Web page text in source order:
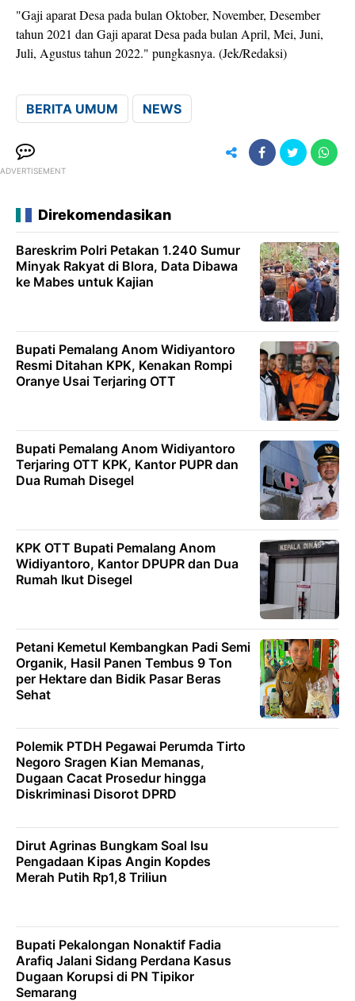
"Gaji aparat Desa pada bulan Oktober, November, Desember
tahun 2021 dan Gaji aparat Desa pada bulan April, Mei, Juni,
Juli, Agustus tahun 2022." pungkasnya. (Jek/Redaksi)
BERITA UMUM NEWS
ADVERTISEMENT
Direkomendasikan
Bareskrim Polri Petakan 1.240 Sumur
Minyak Rakyat di Blora, Data Dibawa
ke Mabes untuk Kajian
Bupati Pemalang Anom Widiyantoro
Resmi Ditahan KPK, Kenakan Rompi
Oranye Usai Terjaring OTT
Bupati Pemalang Anom Widiyantoro
Terjaring OTT KPK, Kantor PUPR dan
Dua Rumah Disegel
KPK OTT Bupati Pemalang Anom
Widiyantoro, Kantor DPUPR dan Dua
Rumah Ikut Disegel
Petani Kemetul Kembangkan Padi Semi
Organik, Hasil Panen Tembus 9 Ton
per Hektare dan Bidik Pasar Beras
Sehat
Polemik PTDH Pegawai Perumda Tirto
Negoro Sragen Kian Memanas,
Dugaan Cacat Prosedur hingga
Diskriminasi Disorot DPRD
Dirut Agrinas Bungkam Soal Isu
Pengadaan Kipas Angin Kopdes
Merah Putih Rp1,8 Triliun
Bupati Pekalongan Nonaktif Fadia
Arafiq Jalani Sidang Perdana Kasus
Dugaan Korupsi di PN Tipikor
Semarang